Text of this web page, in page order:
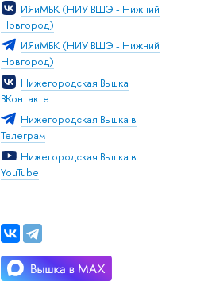
ИЯиМБК (НИУ ВШЭ - Нижний
Новгород)
ИЯиМБК (НИУ ВШЭ - Нижний
Новгород)
Нижегородская Вышка
ВКонтакте
Нижегородская Вышка в
Телеграм
Нижегородская Вышка в
YouTube